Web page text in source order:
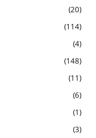
20
114
4
148
11
6
1
3